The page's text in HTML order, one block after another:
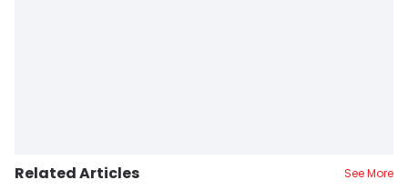
Related Articles See More